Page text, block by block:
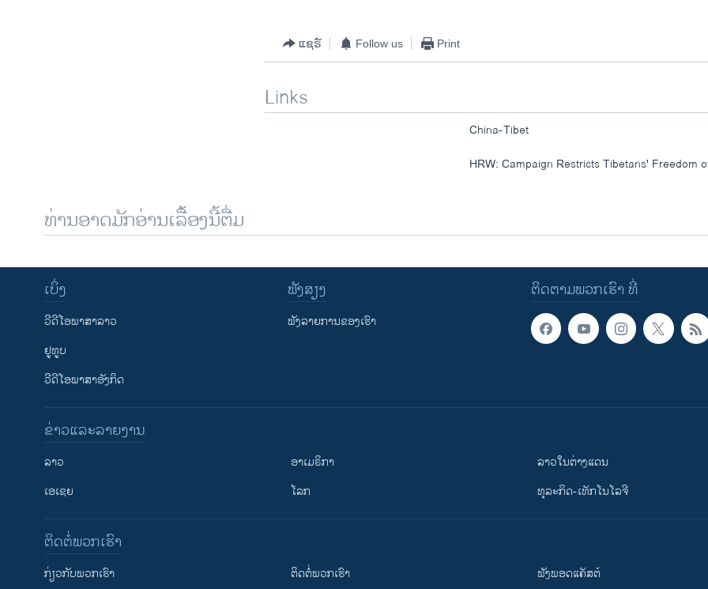
ແຊຣ໌ Follow us Print
Links
China-Tibet
HRW: Campaign Restricts Tibetans' Freedom
ທ່ານອາດມັກອ່ານເລື້ອງນີ້ຕື່ມ
ຕິດຕາມພວກເຮົາ ທີ່
ເບິ່ງ
ວີດີໂອພາສາລາວ
ຢູທູບ
ວີດີໂອພາສາອັງກິດ
ຟັງສຽງ
ຟັງລາຍການຂອງເຮົາ
ຂ່າວແລະລາຍງານ
ລາວ
ເອເຊຍ
ອາເມຣິກາ
ໂລກ
ລາວໃນຕ່າງແດນ
ທຸລະກິດ-ເທັກໂນໂລຈີ
ຕິດຕໍ່ພວກເຮົາ
ກ່ຽວກັບພວກເຮົາ ຕິດຕໍ່ພວກເຮົາ ຟັງພອດແຄັສຕ໌